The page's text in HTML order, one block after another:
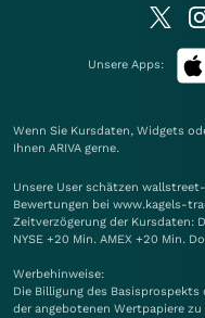
Unsere Apps:
Wenn Sie Kursdaten, Widgets
Ihnen ARIVA gerne.
Unsere User schätzen
Bewertungen bei www.kagels-
Zeitverzögerung der Kursdaten:
NYSE +20 Min. AMEX +20 Min.
Werbehinweise:
Die Billigung des
der angebotenen Wertpapiere